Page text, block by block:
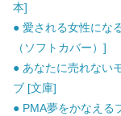
本]
● 愛される女性にな
（ソフトカバー）]
● あなたに売れない
ブ [文庫]
● PMA夢をかなえる